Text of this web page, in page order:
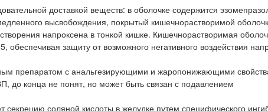
доставкой веществ: в оболочке содержится
высвобождения, покрытый кишечнорастворимой
напроксена в тонкой кишке. Кишечнорастворимая
защиту от возможного негативного воздействия
препаратом с анальгезирующими и жаропонижающими
до конца не понят, но может быть связан с подавлением
соляной кислоты в желудке путем специфического